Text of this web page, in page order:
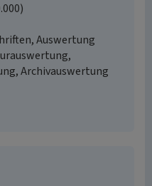
Auswertung
Archivauswertung